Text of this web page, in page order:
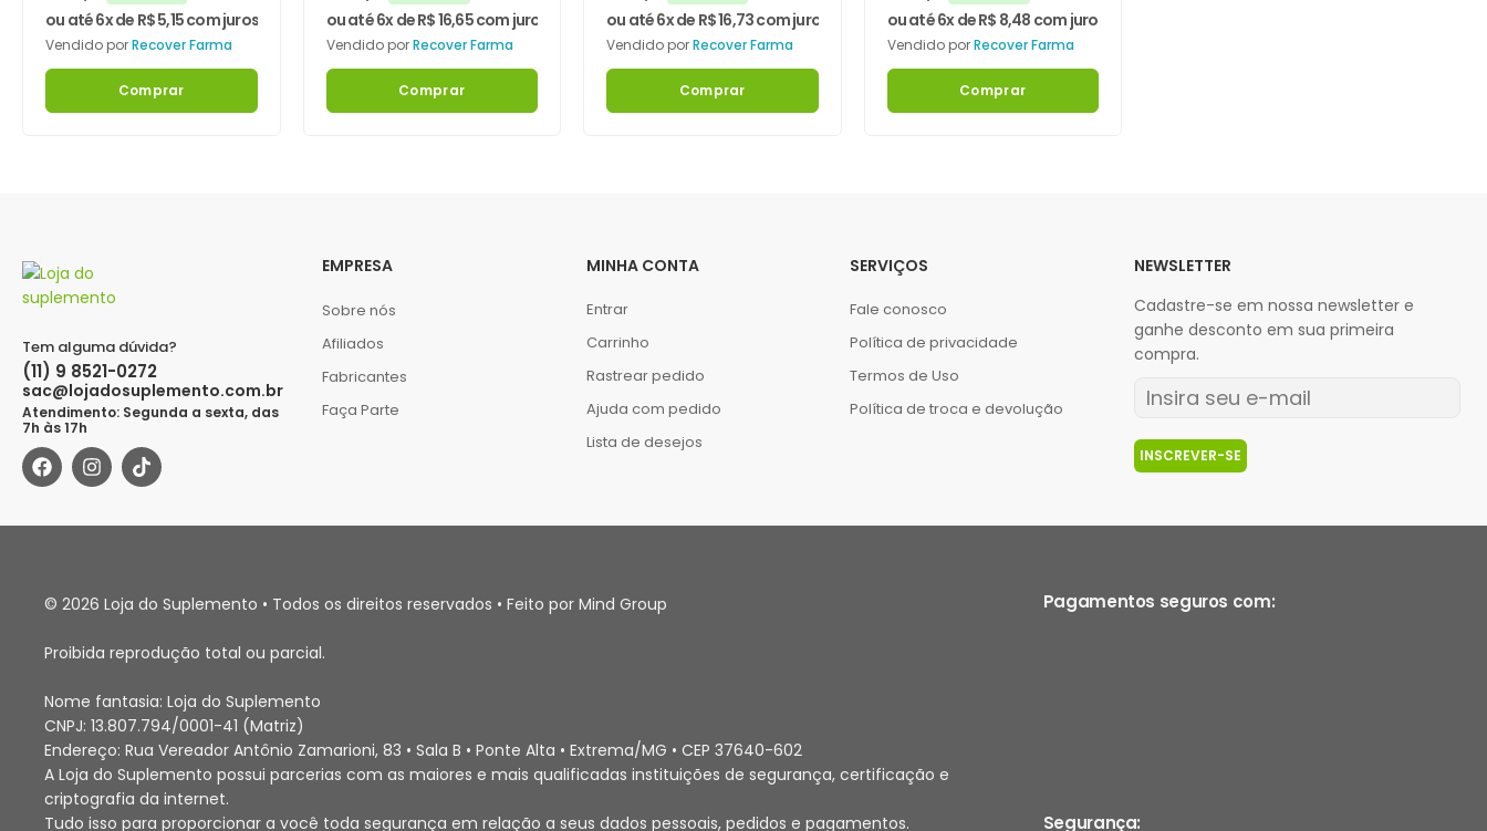
ou até 6x de R$5,15com juros
Vendido porRecover Farma
Comprar
ou até 6x deR$16,65com juros
Vendido por Recover Farma
Comprar
ou até 6x de R$16,73com juros
Vendido porRecover Farma
Comprar
Farma
ou até 6x deR$ 8,48 com juros
Vendido por Recover Farma
Comprar
Tem alguma dúvida?
(11) 9 8521-0272
sac@lojadosuplemento.com.br
Atendimento: Segunda a sexta, das
7h às 17h
EMPRESA
Sobre nós
Afiliados
Fabricantes
Faça Parte
MINHA CONTA
Entrar
Carrinho
Rastrear pedido
Ajuda com pedido
Lista de desejos
SERVIÇOS
Fale conosco
Política de privacidade
Termos de Uso
Política de troca e devolução
NEWSLETTER
Cadastre-se em nossa newsletter e
ganhe desconto em sua primeira
compra.
INSCREVER-SE
© 2026 Loja do Suplemento • Todos os direitos reservados • Feito por Mind Group
Proibida reprodução total ou parcial.
Nome fantasia: Loja do Suplemento
CNPJ: 13.807.794/0001-41 (Matriz)
Endereço: Rua Vereador Antônio Zamarioni, 83 • Sala B • Ponte Alta • Extrema/MG • CEP 37640-602
A Loja do Suplemento possui parcerias com as maiores e mais qualificadas instituições de segurança, certificação e
criptografia da internet.
Tudo isso para proporcionar a você toda segurança em relação a seus dados pessoais, pedidos e pagamentos.
Pagamentos seguros com:
Segurança: